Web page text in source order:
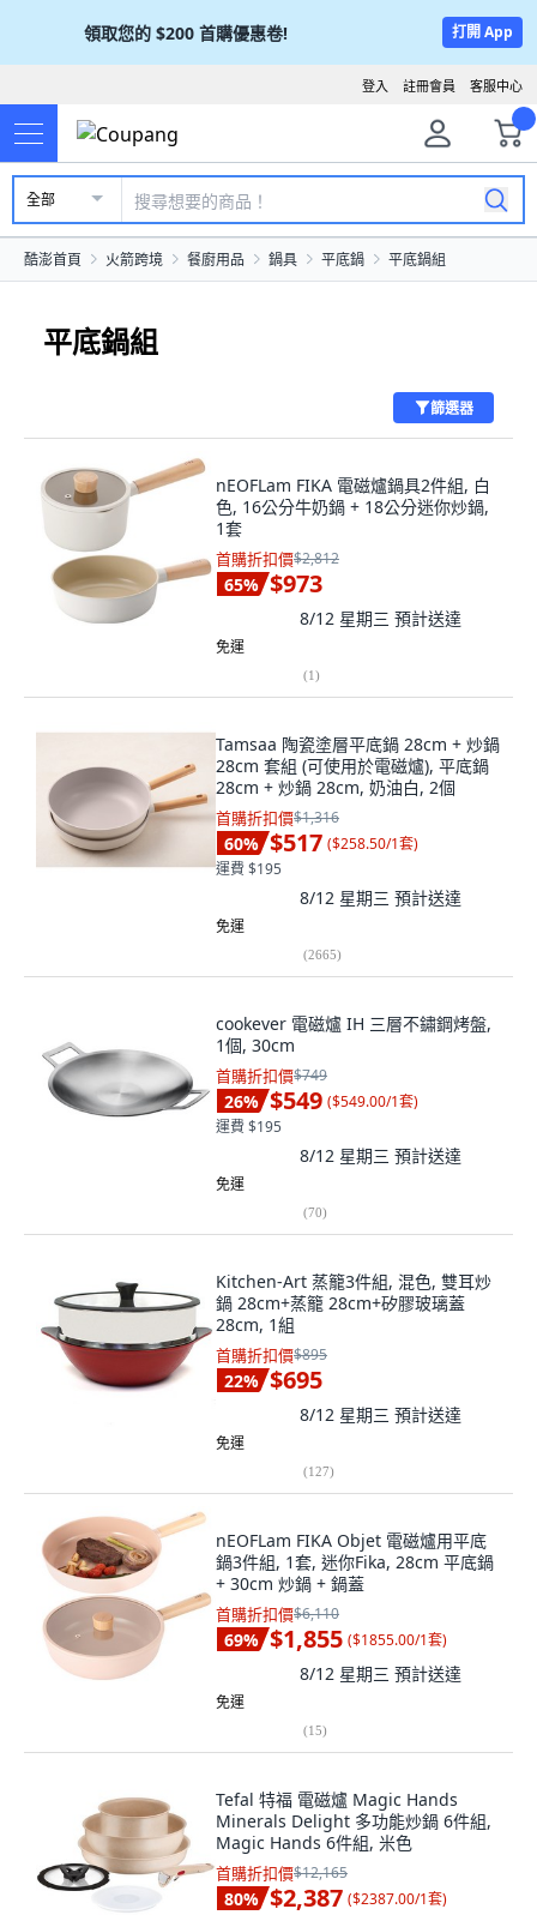
領取您的 $200 首購優惠卷! 打開 App
客服中心
註冊會員
登入
全部
酷澎首頁 火箭跨境 餐廚用品 鍋具 平底鍋 平底鍋組
平底鍋組
篩選器
nEOFLam FIKA 電磁爐鍋具2件組, 白
色, 16公分牛奶鍋 + 18公分迷你炒鍋,
1套
首購折扣價$2,812
65% $973
8/12 星期三 預計送達
免運
(1)
Tamsaa 陶瓷塗層平底鍋 28cm + 炒鍋
28cm 套組 (可使用於電磁爐), 平底鍋
28cm + 炒鍋 28cm, 奶油白, 2個
首購折扣價$1,316
60% $517 ($258.50/1套)
運費 $195
8/12 星期三 預計送達
免運
(2665)
cookever 電磁爐 IH 三層不鏽鋼烤盤,
1個, 30cm
首購折扣價$749
26% $549 ($549.00/1套)
運費 $195
8/12 星期三 預計送達
免運
(70)
Kitchen-Art 蒸籠3件組, 混色, 雙耳炒
鍋 28cm+蒸籠 28cm+矽膠玻璃蓋
28cm, 1組
首購折扣價$895
22% $695
8/12 星期三 預計送達
免運
(127)
nEOFLam FIKA Objet 電磁爐用平底
鍋3件組, 1套, 迷你Fika, 28cm 平底鍋
+ 30cm 炒鍋 + 鍋蓋
首購折扣價$6,110
69% $1,855 ($1855.00/1套)
8/12 星期三 預計送達
免運
(15)
Tefal 特福 電磁爐 Magic Hands
Minerals Delight 多功能炒鍋 6件組,
Magic Hands 6件組, 米色
首購折扣價$12,165
80% $2,387 ($2387.00/1套)